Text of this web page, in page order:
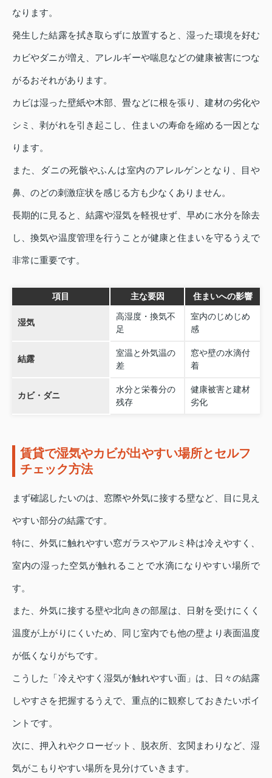
なります。
発生した結露を拭き取らずに放置すると、湿った環境を好む
カビやダニが増え、アレルギーや喘息などの健康被害につな
がるおそれがあります。
カビは湿った壁紙や木部、畳などに根を張り、建材の劣化や
シミ、剥がれを引き起こし、住まいの寿命を縮める一因とな
ります。
また、ダニの死骸やふんは室内のアレルゲンとなり、目や
鼻、のどの刺激症状を感じる方も少なくありません。
長期的に見ると、結露や湿気を軽視せず、早めに水分を除去
し、換気や温度管理を行うことが健康と住まいを守るうえで
非常に重要です。
項目 主な要因 住まいへの影響
湿気
高湿度・換気不
足
室内のじめじめ
感
結露
室温と外気温の
差
窓や壁の水滴付
着
カビ・ダニ
水分と栄養分の
残存
健康被害と建材
劣化
賃貸で湿気やカビが出やすい場所とセルフ
チェック方法
まず確認したいのは、窓際や外気に接する壁など、目に見え
やすい部分の結露です。
特に、外気に触れやすい窓ガラスやアルミ枠は冷えやすく、
室内の湿った空気が触れることで水滴になりやすい場所で
す。
また、外気に接する壁や北向きの部屋は、日射を受けにくく
温度が上がりにくいため、同じ室内でも他の壁より表面温度
が低くなりがちです。
こうした「冷えやすく湿気が触れやすい面」は、日々の結露
しやすさを把握するうえで、重点的に観察しておきたいポイ
ントです。
次に、押入れやクローゼット、脱衣所、玄関まわりなど、湿
気がこもりやすい場所を見分けていきます。